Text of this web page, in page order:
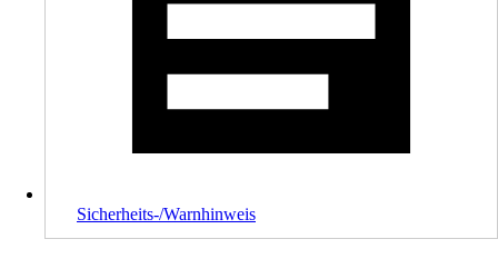
Sicherheits-/Warnhinweis